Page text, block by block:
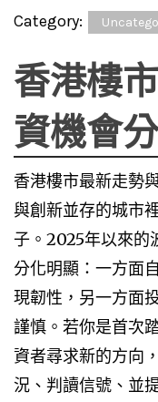
Category:
香港樓
資機會
香港樓市最新走勢
與創新並存的城市
子。2025年以來的
分化明顯：一方面
現韌性，另一方面
謹慎。若你是首次
資者尋求新的方向
況、判讀信號、並